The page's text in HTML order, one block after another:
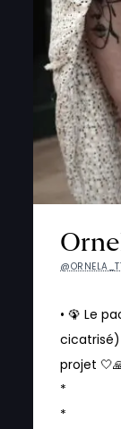
• 🦚 Le
projet
*
*